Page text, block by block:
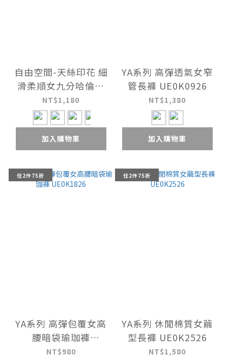
自由空間-天絲印花 細
滑柔順女九分哈倫褲
UE052526
NT$1,180
加入購物車
YA系列 高彈透氣女窄
管長褲 UE0K0926
NT$1,380
加入購物車
任2件75折
YA系列 高彈包覆女高
腰暗袋瑜珈褲
UE0K1826
NT$980
任2件75折
YA系列 休閒棉質女繭
型長褲 UE0K2526
NT$1,580